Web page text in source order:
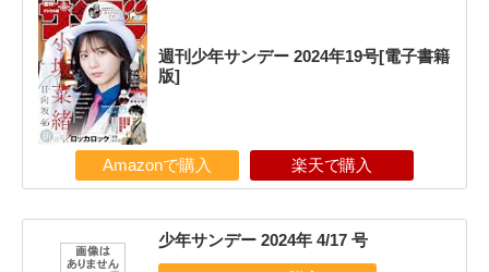
週刊少年サンデー 2024年19号[電子書籍
版]
Amazonで購入 楽天で購入
少年サンデー 2024年 4/17 号